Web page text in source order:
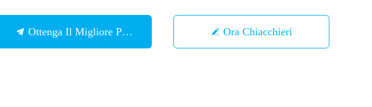
Ottenga Il Migliore Prezzo Ora Chiacchieri